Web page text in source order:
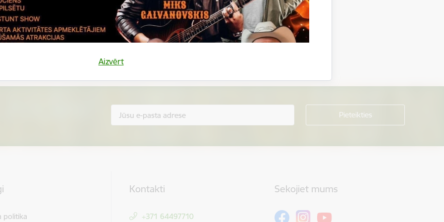
Aizvērt
Vai šī informācija bija noderīga?
Sniegt atsauksmi
politika
Kontakti
+371 64497710
Sekojiet mums